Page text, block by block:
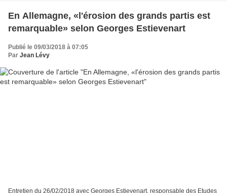
En Allemagne, «l'érosion des grands partis est
remarquable» selon Georges Estievenart
Publié le 09/03/2018 à 07:05
Par Jean Lévy
Entretien du 26/02/2018 avec Georges Estievenart, responsable des Etudes